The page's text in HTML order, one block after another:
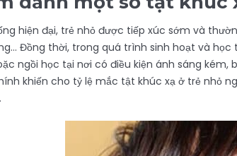
hiện đại, trẻ nhỏ được tiếp xúc sớm và
Đồng thời, trong quá trình sinh hoạt và
ngồi học tại nơi có điều kiện ánh sáng
khiến cho tỷ lệ mắc tật khúc xạ ở trẻ nhỏ